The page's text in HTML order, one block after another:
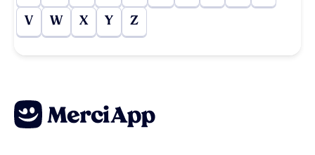
V W X Y Z